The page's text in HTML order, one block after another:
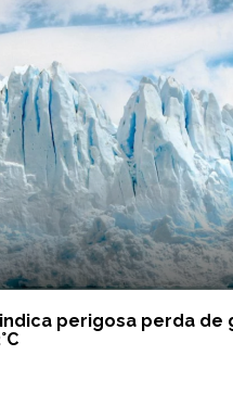
perigosa perda de